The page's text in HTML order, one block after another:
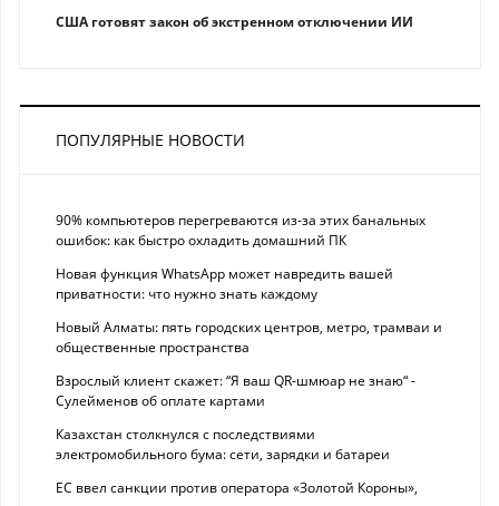
США готовят закон об экстренном отключении ИИ
ПОПУЛЯРНЫЕ НОВОСТИ
90% компьютеров перегреваются из-за этих банальных
ошибок: как быстро охладить домашний ПК
Новая функция WhatsApp может навредить вашей
приватности: что нужно знать каждому
Новый Алматы: пять городских центров, метро, трамваи и
общественные пространства
Взрослый клиент скажет: “Я ваш QR-шмюар не знаю“ -
Сулейменов об оплате картами
Казахстан столкнулся с последствиями
электромобильного бума: сети, зарядки и батареи
ЕС ввел санкции против оператора «Золотой Короны»,